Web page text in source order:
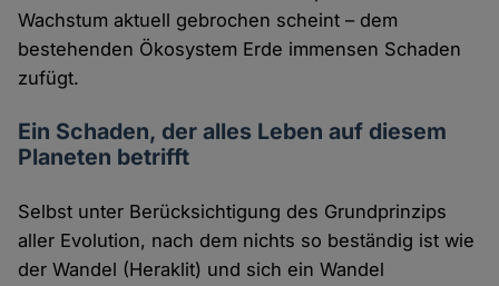
Wachstum aktuell gebrochen scheint – dem
bestehenden Ökosystem Erde immensen Schaden
zufügt.
Ein Schaden, der alles Leben auf diesem
Planeten betrifft
Selbst unter Berücksichtigung des Grundprinzips
aller Evolution, nach dem nichts so beständig ist wie
der Wandel (Heraklit) und sich ein Wandel